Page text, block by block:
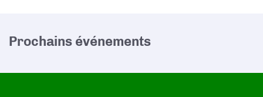
Prochains événements